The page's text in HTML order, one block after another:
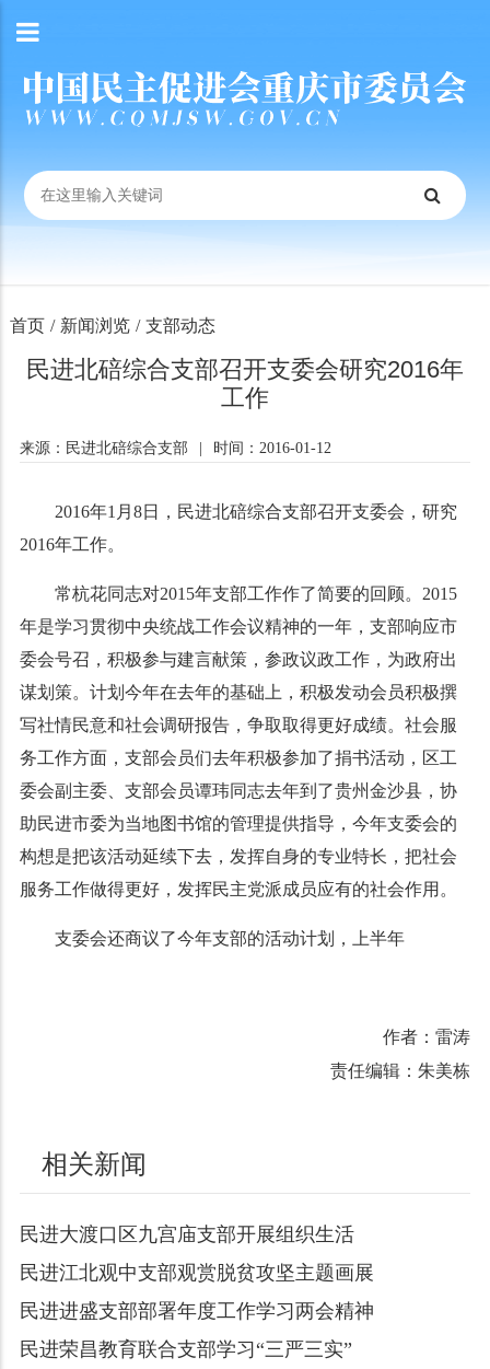
首页 / 新闻浏览 / 支部动态
民进北碚综合支部召开支委会研究2016年
工作
来源：民进北碚综合支部 时间：2016-01-12
2016年1 月 8日，民进北碚综合支部召开支委会，研究
2016年工作。
常杭花同志对2015年支部工作作了简要的回顾。2015
年是学习贯彻中央统战工作会议精神的一年，支部响应市
委会号召，积极参与建言献策，参政议政工作，为政府出
谋划策。计划今年在去年的基础上，积极发动会员积极撰
写社情民意和社会调研报告，争取取得更好成绩。社会服
务工作方面，支部会员们去年积极参加了捐书活动，区工
委会副主委、支部会员谭玮同志去年到了贵州金沙县，协
助民进市委为当地图书馆的管理提供指导，今年支委会的
构想是把该活动延续下去，发挥自身的专业特长，把社会
服务工作做得更好，发挥民主党派成员应有的社会作用。
支委会还商议了今年支部的活动计划，上半年
作者：雷涛
责任编辑：朱美栋
相关新闻
民进大渡口区九宫庙支部开展组织生活
民进江北观中支部观赏脱贫攻坚主题画展
民进进盛支部部署年度工作学习两会精神
民进荣昌教育联合支部学习“三严三实”